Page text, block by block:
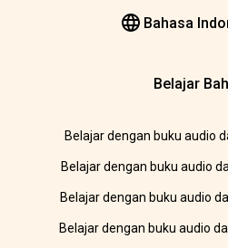
Bahasa
Belajar
Belajar dengan buku audio
Belajar dengan buku audio
Belajar dengan buku audio
Belajar dengan buku audio